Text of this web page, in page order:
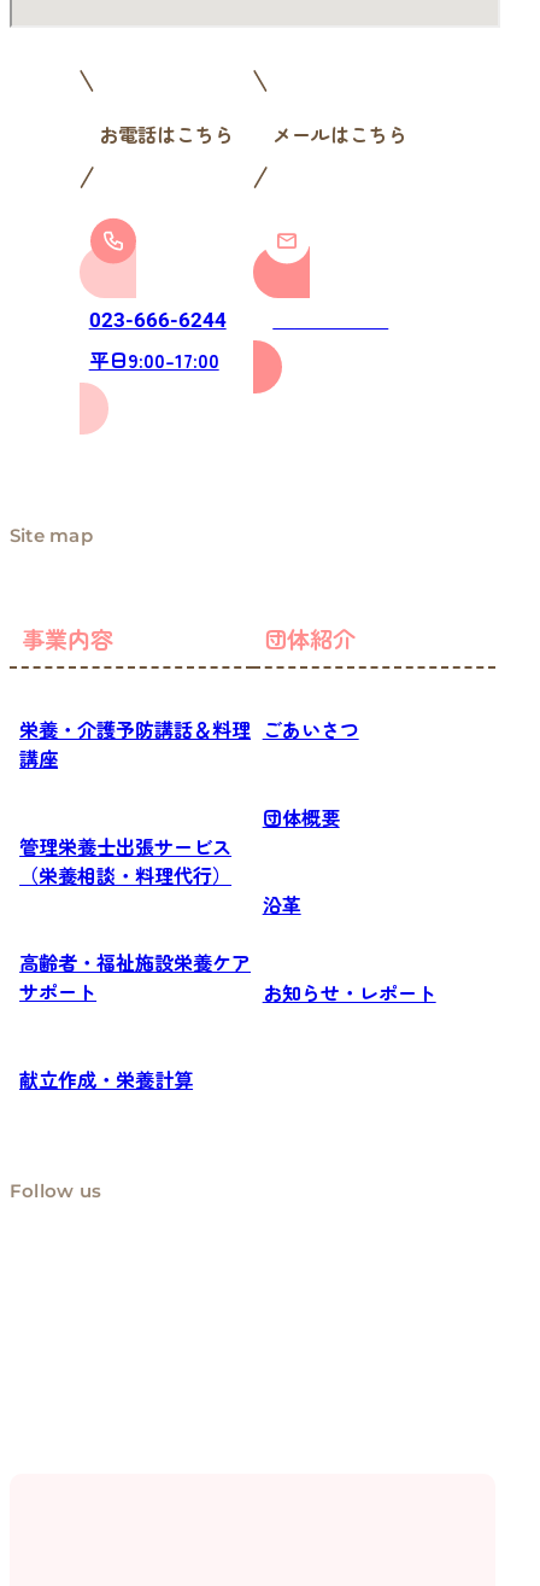
お電話はこちら
023-666-6244
平日9:00-17:00
メールはこちら
Site map
事業内容
栄養・介護予防講話＆料理
講座
管理栄養士出張サービス
（栄養相談・料理代行）
高齢者・福祉施設栄養ケア
サポート
献立作成・栄養計算
団体紹介
ごあいさつ
団体概要
沿革
お知らせ・レポート
Follow us